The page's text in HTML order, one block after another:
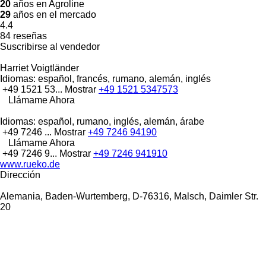
20 años en Agroline
29 años en el mercado
4.4
84 reseñas
Suscribirse al vendedor
Harriet Voigtländer
Idiomas: español, francés, rumano, alemán, inglés
+49 1521 53... Mostrar +49 1521 5347573
Llámame Ahora
Idiomas: español, rumano, inglés, alemán, árabe
+49 7246 ... Mostrar +49 7246 94190
Llámame Ahora
+49 7246 9... Mostrar +49 7246 941910
www.rueko.de
Dirección
Alemania, Baden-Wurtemberg, D-76316, Malsch, Daimler Str.
20